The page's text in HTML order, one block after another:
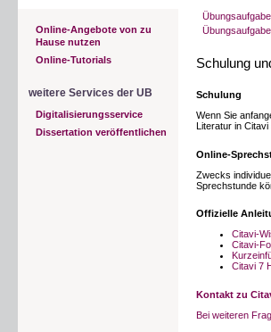
Online-Angebote von zu
Hause nutzen
Online-Tutorials
weitere Services der UB
Digitalisierungsservice
Dissertation veröffentlichen
Schulung
Schulung
Wenn Sie
Literatur in
Online-
Zwecks
Sprechstunde
Offizielle
Citavi-
Citavi-
Citavi 7
Kontakt zu
Bei weiteren